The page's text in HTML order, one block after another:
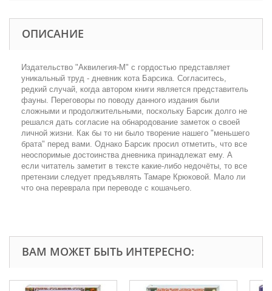
ОПИСАНИЕ
Издательство "Аквилегия-М" с гордостью представляет
уникальный труд - дневник кота Барсика. Согласитесь,
редкий случай, когда автором книги является представитель
фауны. Переговоры по поводу данного издания были
сложными и продолжительными, поскольку Барсик долго не
решался дать согласие на обнародование заметок о своей
личной жизни. Как бы то ни было творение нашего "меньшего
брата" перед вами. Однако Барсик просил отметить, что все
неоспоримые достоинства дневника принадлежат ему. А
если читатель заметит в тексте какие-либо недочёты, то все
претензии следует предъявлять Тамаре Крюковой. Мало ли
что она переврала при переводе с кошачьего.
ВАМ МОЖЕТ БЫТЬ ИНТЕРЕСНО: